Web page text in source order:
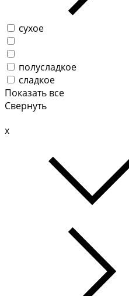
сухое
полусладкое
сладкое
Показать все
Свернуть
x